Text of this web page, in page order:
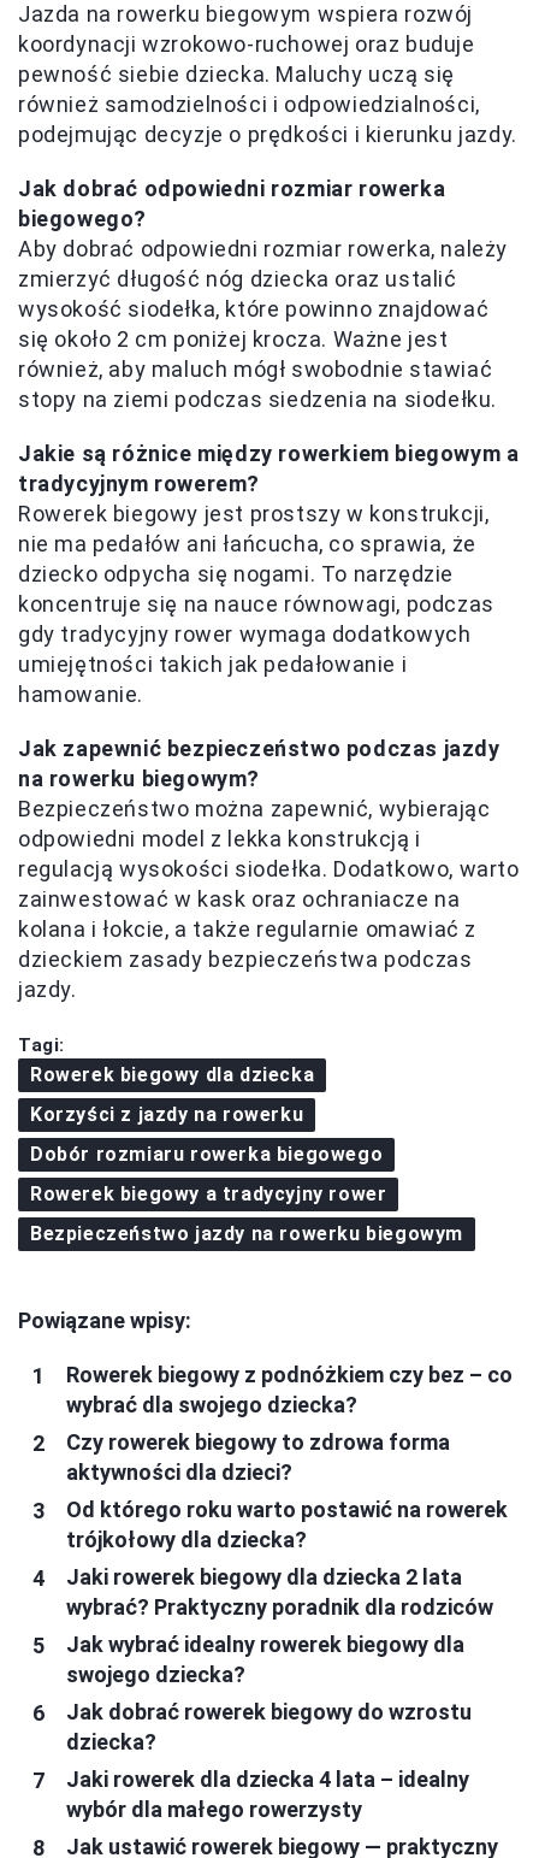
Jazda na rowerku biegowym wspiera rozwój
koordynacji wzrokowo-ruchowej oraz buduje
pewność siebie dziecka. Maluchy uczą się
również samodzielności i odpowiedzialności,
podejmując decyzje o prędkości i kierunku jazdy.
Jak dobrać odpowiedni rozmiar rowerka
biegowego?
Aby dobrać odpowiedni rozmiar rowerka, należy
zmierzyć długość nóg dziecka oraz ustalić
wysokość siodełka, które powinno znajdować
się około 2 cm poniżej krocza. Ważne jest
również, aby maluch mógł swobodnie stawiać
stopy na ziemi podczas siedzenia na siodełku.
Jakie są różnice między rowerkiem biegowym a
tradycyjnym rowerem?
Rowerek biegowy jest prostszy w konstrukcji,
nie ma pedałów ani łańcucha, co sprawia, że
dziecko odpycha się nogami. To narzędzie
koncentruje się na nauce równowagi, podczas
gdy tradycyjny rower wymaga dodatkowych
umiejętności takich jak pedałowanie i
hamowanie.
Jak zapewnić bezpieczeństwo podczas jazdy
na rowerku biegowym?
Bezpieczeństwo można zapewnić, wybierając
odpowiedni model z lekka konstrukcją i
regulacją wysokości siodełka. Dodatkowo, warto
zainwestować w kask oraz ochraniacze na
kolana i łokcie, a także regularnie omawiać z
dzieckiem zasady bezpieczeństwa podczas
jazdy.
Tagi:
Rowerek biegowy dla dziecka
Korzyści z jazdy na rowerku
Dobór rozmiaru rowerka biegowego
Rowerek biegowy a tradycyjny rower
Bezpieczeństwo jazdy na rowerku biegowym
Powiązane wpisy:
Rowerek biegowy z podnóżkiem czy bez – co
wybrać dla swojego dziecka?
Czy rowerek biegowy to zdrowa forma
aktywności dla dzieci?
Od którego roku warto postawić na rowerek
trójkołowy dla dziecka?
Jaki rowerek biegowy dla dziecka 2 lata
wybrać? Praktyczny poradnik dla rodziców
Jak wybrać idealny rowerek biegowy dla
swojego dziecka?
Jak dobrać rowerek biegowy do wzrostu
dziecka?
Jaki rowerek dla dziecka 4 lata – idealny
wybór dla małego rowerzysty
Jak ustawić rowerek biegowy — praktyczny